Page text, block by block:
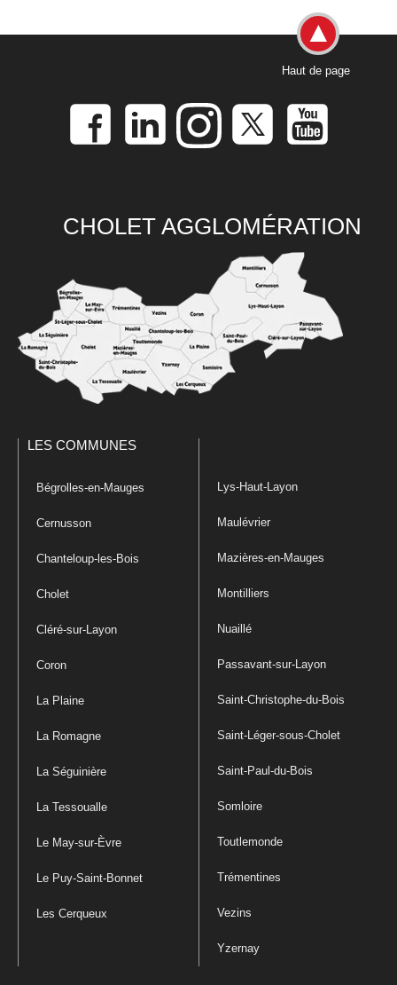
Haut de page
CHOLET AGGLOMÉRATION
LES COMMUNES
Bégrolles-en-Mauges
Cernusson
Chanteloup-les-Bois
Cholet
Cléré-sur-Layon
Coron
La Plaine
La Romagne
La Séguinière
La Tessoualle
Le May-sur-Èvre
Le Puy-Saint-Bonnet
Les Cerqueux
Lys-Haut-Layon
Maulévrier
Mazières-en-Mauges
Montilliers
Nuaillé
Passavant-sur-Layon
Saint-Christophe-du-Bois
Saint-Léger-sous-Cholet
Saint-Paul-du-Bois
Somloire
Toutlemonde
Trémentines
Vezins
Yzernay